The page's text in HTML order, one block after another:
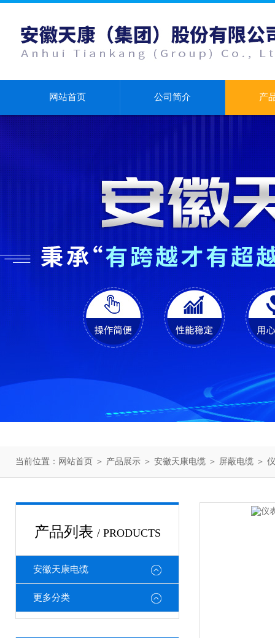
网站首页 公司简介 产
当前位置： 网站首页 ＞ 产品展示 ＞ 安徽天康电缆 ＞ 屏蔽电缆 ＞
产品列表 / PRODUCTS
安徽天康电缆
更多分类